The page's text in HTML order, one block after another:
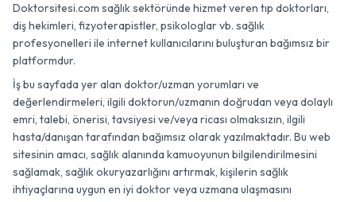
Doktorsitesi.com sağlık sektöründe hizmet veren tıp doktorları,
diş hekimleri, fizyoterapistler, psikologlar vb. sağlık
profesyonelleri ile internet kullanıcılarını buluşturan bağımsız bir
platformdur.
İş bu sayfada yer alan doktor/uzman yorumları ve
değerlendirmeleri, ilgili doktorun/uzmanın doğrudan veya dolaylı
emri, talebi, önerisi, tavsiyesi ve/veya ricası olmaksızın, ilgili
hasta/danışan tarafından bağımsız olarak yazılmaktadır. Bu web
sitesinin amacı, sağlık alanında kamuoyunun bilgilendirilmesini
sağlamak, sağlık okuryazarlığını artırmak, kişilerin sağlık
ihtiyaçlarına uygun en iyi doktor veya uzmana ulaşmasını